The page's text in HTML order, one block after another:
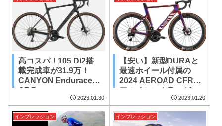
高コスパ！105 Di2搭
載完成車が31.9万！
CANYON Endurace
CF 7
2023.01.30
【安い】新型DURAと
最速ホイール付属の
2024 AEROAD CFR
アルペシンカラーが
110万円で登場！ → 爆
速で完売。
2023.01.20
インプレッション インプレッション